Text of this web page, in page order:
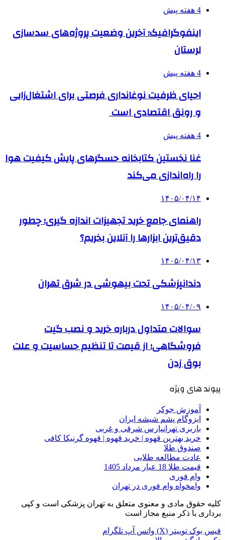
4 هفته پیش
اینفوگرافیک؛ آخرین وضعیت پروژه‌های سدسازی
لرستان
4 هفته پیش
احیای ظرفیت نوغانداری فرصتی برای اشتغال‌زایی
و رونق اقتصادی است
4 هفته پیش
غنا نخستین کتابخانه حسگرهای پایش کیفیت هوا
را راه‌اندازی می‌کند
۱۴۰۵/۰۴/۱۴
راهنمای جامع خرید تجهیزات اندازه گیری؛ چطور
دقیق‌ترین ابزارها را آنلاین بخریم؟
۱۴۰۵/۰۴/۱۳
دندانپزشکی تحت بیهوشی در شرق تهران
۱۴۰۵/۰۴/۰۹
سوالات متداول درباره خرید و نصب گیت
فروشگاهی؛ از قیمت تا تنظیم حساسیت و علت
بوق زدن
پیوند های ویژه
آموزش جوکر
ایزوگام پشم شیشه ایران
باربری تهرانپارس شرقی و غربی
خرید بهترین قهوه | خرید قهوه | قهوه گرنیکا کافی
صندوق طلا
عادت مطالعه طلایی
قیمت طلا 18 عیار مرداد 1405
وام فوری
وامخواه وام فوری در تهران
کلیه حقوق مادی و معنوی متعلق به تهران پزشکی است و کپی
برداری با ذکر منبع مجاز است
فیس بوک توییتر (X) واتس آپ تلگرام